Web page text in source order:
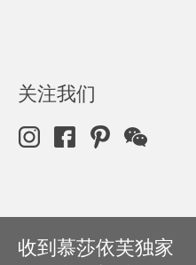
关注我们
收到慕莎依芙独家